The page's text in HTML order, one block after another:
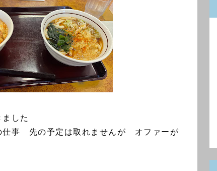
した
仕事 先の予定は取れませんが オファーが